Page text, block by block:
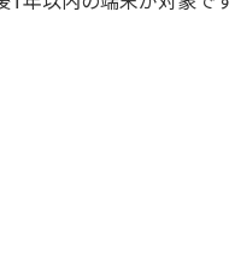
年以内の端末が対象です